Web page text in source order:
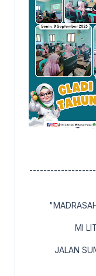
MI
JALAN